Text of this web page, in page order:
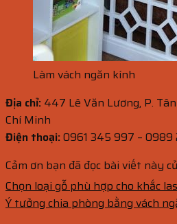
Làm vách ngăn kính
Địa chỉ: 447 Lê Văn Lương, P.
Chí Minh
Điện thoại:0961 345 997 – 0989
Cảm ơn bạn đã đọc bài viết này
Chọn loại gỗ phù hợp cho khắc
Ý tưởng chia phòng bằng vách